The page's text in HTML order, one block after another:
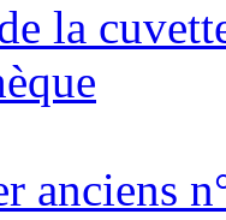
la
anciens